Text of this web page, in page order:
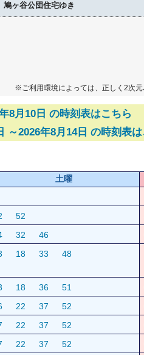
鳩ヶ谷公団住宅ゆき
※ご利用環境によっては、正しく2次元
8月10日 の時刻表はこちら
～2026年8月14日 の時刻表
土曜
52
32 46
18 33 48
18 36 51
22 37 52
22 37 52
22 37 52